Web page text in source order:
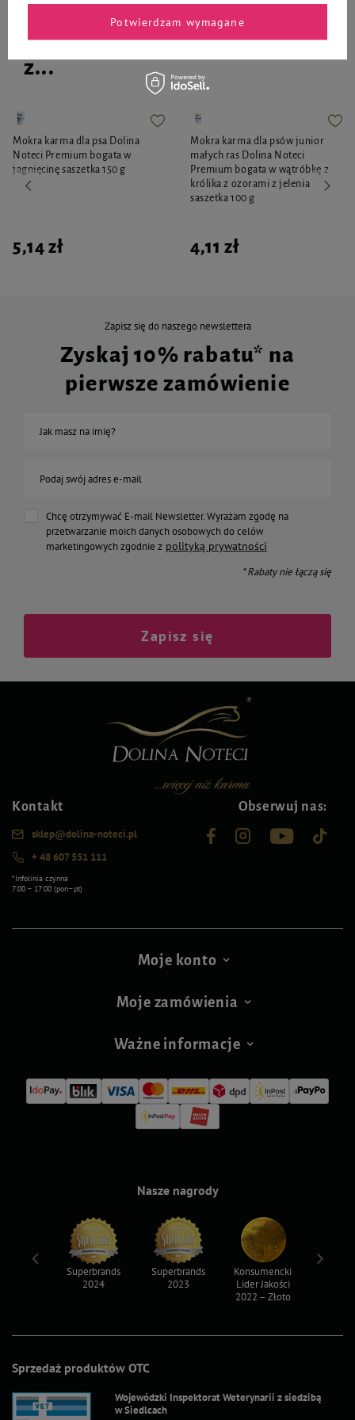
Twój pupil ucieszy się także
z...
Mokra karma dla psa Dolina
Noteci Premium bogata w
jagnięcinę saszetka 150 g
5,14 zł
Mokra karma dla psów junior
małych ras Dolina Noteci
Premium bogata w wątróbkę z
królika z ozorami z jelenia
saszetka 100 g
4,11 zł
Zapisz się do naszego newslettera
Zyskaj 10% rabatu* na
pierwsze zamówienie
Jak masz na imię?
Podaj swój adres e-mail
Chcę otrzymywać E-mail Newsletter. Wyrażam zgodę na
przetwarzanie moich danych osobowych do celów
marketingowych zgodnie z polityką prywatności
* Rabaty nie łączą się
Zapisz się
Kontakt
sklep@dolina-noteci.pl
+ 48 607 551 111
*Infolinia czynna
7:00 – 17:00 (pon–pt)
Obserwuj nas:
Moje konto
Moje zamówienia
Ważne informacje
Sprzedaż produktów OTC
Wojewódzki Inspektorat Weterynarii z siedzibą
w Siedlcach
Nasze nagrody
Superbrands
2024
Superbrands
2023
Konsumencki
Lider Jakości
2022 – Złoto
Potwierdzam wymagane